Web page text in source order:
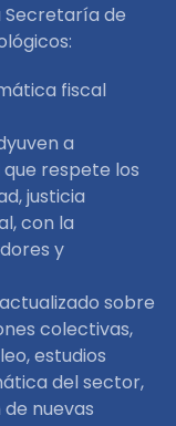
Secretaría de
fiscal
a
respete los
justicia
con la
y
sobre
colectivas,
estudios
del sector,
nuevas